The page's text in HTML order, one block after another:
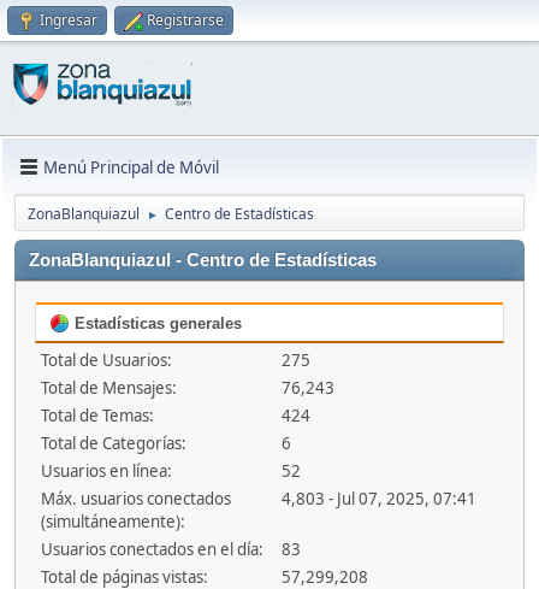
Ingresar Registrarse
Menú Principal de Móvil
ZonaBlanquiazul ► Centro de Estadísticas
ZonaBlanquiazul - Centro de Estadísticas
Estadísticas generales
Total de Usuarios:
275
Total de Mensajes:
76,243
Total de Temas:
424
Total de Categorías:
6
Usuarios en línea:
52
Máx. usuarios conectados
(simultáneamente):
4,803 - Jul 07, 2025, 07:41
Usuarios conectados en el día:
83
Total de páginas vistas:
57,299,208